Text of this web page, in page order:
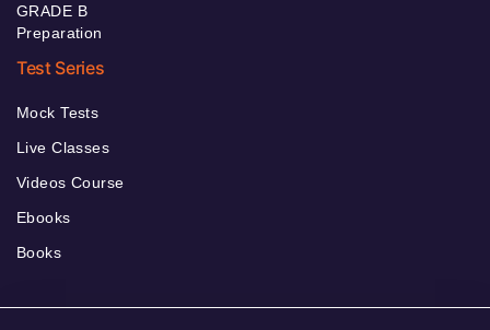
GRADE B
Preparation
Test Series
Mock Tests
Live Classes
Videos Course
Ebooks
Books